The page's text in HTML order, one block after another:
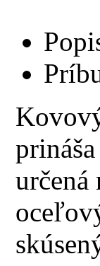
určená